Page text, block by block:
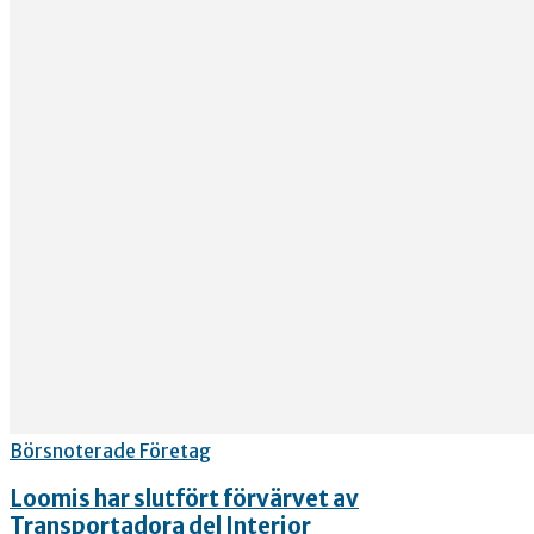
Börsnoterade Företag
Loomis har slutfört förvärvet av
Transportadora del Interior